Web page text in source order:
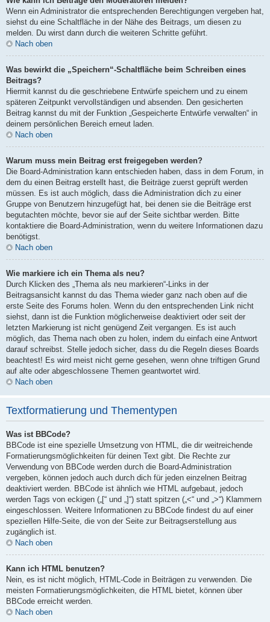
Wenn ein Administrator die entsprechenden Berechtigungen vergeben hat,
siehst du eine Schaltfläche in der Nähe des Beitrags, um diesen zu
melden. Du wirst dann durch die weiteren Schritte geführt.
Nach oben
Was bewirkt die „Speichern“-Schaltfläche beim Schreiben eines
Beitrags?
Hiermit kannst du die geschriebene Entwürfe speichern und zu einem
späteren Zeitpunkt vervollständigen und absenden. Den gesicherten
Beitrag kannst du mit der Funktion „Gespeicherte Entwürfe verwalten“ in
deinem persönlichen Bereich erneut laden.
Nach oben
Warum muss mein Beitrag erst freigegeben werden?
Die Board-Administration kann entschieden haben, dass in dem Forum, in
dem du einen Beitrag erstellt hast, die Beiträge zuerst geprüft werden
müssen. Es ist auch möglich, dass die Administration dich zu einer
Gruppe von Benutzern hinzugefügt hat, bei denen sie die Beiträge erst
begutachten möchte, bevor sie auf der Seite sichtbar werden. Bitte
kontaktiere die Board-Administration, wenn du weitere Informationen dazu
benötigst.
Nach oben
Wie markiere ich ein Thema als neu?
Durch Klicken des „Thema als neu markieren“-Links in der
Beitragsansicht kannst du das Thema wieder ganz nach oben auf die
erste Seite des Forums holen. Wenn du den entsprechenden Link nicht
siehst, dann ist die Funktion möglicherweise deaktiviert oder seit der
letzten Markierung ist nicht genügend Zeit vergangen. Es ist auch
möglich, das Thema nach oben zu holen, indem du einfach eine Antwort
darauf schreibst. Stelle jedoch sicher, dass du die Regeln dieses Boards
beachtest! Es wird meist nicht gerne gesehen, wenn ohne triftigen Grund
auf alte oder abgeschlossene Themen geantwortet wird.
Nach oben
Textformatierung und Thementypen
Was ist BBCode?
BBCode ist eine spezielle Umsetzung von HTML, die dir weitreichende
Formatierungsmöglichkeiten für deinen Text gibt. Die Rechte zur
Verwendung von BBCode werden durch die Board-Administration
vergeben, können jedoch auch durch dich für jeden einzelnen Beitrag
deaktiviert werden. BBCode ist ähnlich wie HTML aufgebaut, jedoch
werden Tags von eckigen („[“ und „]“) statt spitzen („<“ und „>“) Klammern
eingeschlossen. Weitere Informationen zu BBCode findest du auf einer
speziellen Hilfe-Seite, die von der Seite zur Beitragserstellung aus
zugänglich ist.
Nach oben
Kann ich HTML benutzen?
Nein, es ist nicht möglich, HTML-Code in Beiträgen zu verwenden. Die
meisten Formatierungsmöglichkeiten, die HTML bietet, können über
BBCode erreicht werden.
Nach oben